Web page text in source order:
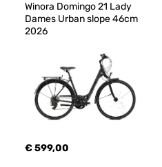
Winora Domingo 21 Lady
Dames Urban slope 46cm
2026
€ 599,00